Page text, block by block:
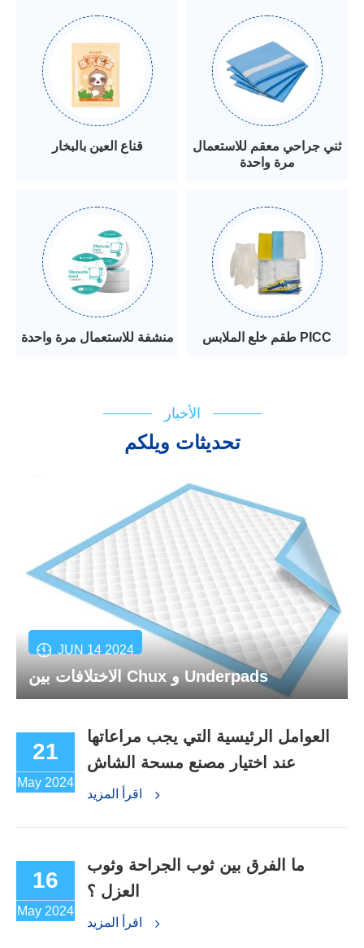
قناع العين بالبخار
ثني جراحي معقم للاستعمال
مرة واحدة
منشفة للاستعمال مرة واحدة طقم خلع الملابس PICC
الأخبار
تحديثات ويلكم
JUN 14 2024
الاختلافات بين Chux و Underpads
21
May 2024
العوامل الرئيسية التي يجب مراعاتها
عند اختيار مصنع مسحة الشاش
16
May 2024
ما الفرق بين ثوب الجراحة وثوب
العزل ؟